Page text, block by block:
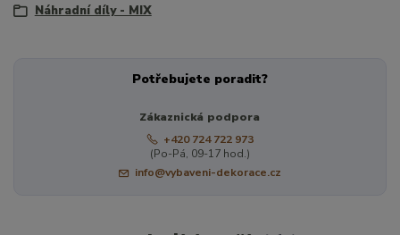
Náhradní díly - MIX
Potřebujete poradit?
Zákaznická podpora
+420 724 722 973
(Po-Pá, 09-17 hod.)
info@vybaveni-dekorace.cz